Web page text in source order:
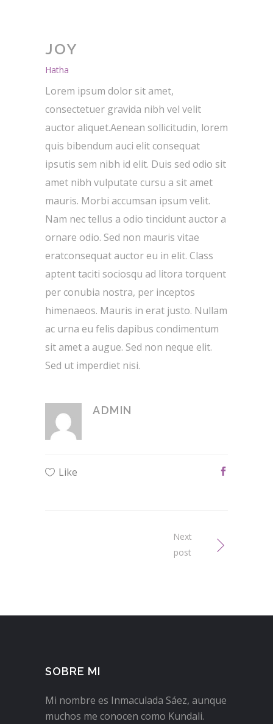
JOY
Hatha
Lorem ipsum dolor sit amet,
consectetuer gravida nibh vel velit
auctor aliquet.Aenean sollicitudin, lorem
quis bibendum auci elit consequat
ipsutis sem nibh id elit. Duis sed odio sit
amet nibh vulputate cursu a sit amet
mauris. Morbi accumsan ipsum velit.
Nam nec tellus a odio tincidunt auctor a
ornare odio. Sed non mauris vitae
eratconsequat auctor eu in elit. Class
aptent taciti sociosqu ad litora torquent
per conubia nostra, per inceptos
himenaeos. Mauris in erat justo. Nullam
ac urna eu felis dapibus condimentum
sit amet a augue. Sed non neque elit.
Sed ut imperdiet nisi.
ADMIN
Like
Next
post
SOBRE MI
Mi nombre es Inmaculada Sáez, aunque
muchos me conocen como Kundali.